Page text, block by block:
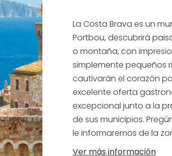
La Costa Brava es un
Portbou, descubrirá
o montaña, con
simplemente pequeños
cautivarán el corazón
excelente oferta
excepcional junto a la
de sus municipios.
le informaremos de la
Ver más información